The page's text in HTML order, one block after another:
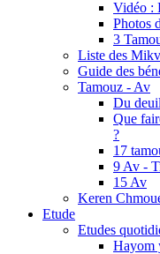
Vidéo :
Photos
3
Liste des
Guide des
Tamouz - Av
Du
Que
?
17
9 Av -
15 Av
Keren
Etude
Etudes
Hayom